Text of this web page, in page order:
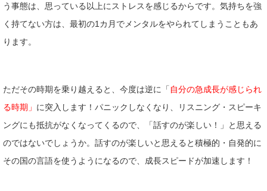
う事態は、思っている以上にストレスを感じるからです。気持ちを強
く持てない方は、最初の1カ月でメンタルをやられてしまうこともあ
ります。
ただその時期を乗り越えると、今度は逆に「 自分の急成長が感じられ
る時期」 に突入します！パニックしなくなり、リスニング・スピーキ
ングにも抵抗がなくなってくるので、「話すのが楽しい！」と思える
のではないでしょうか。話すのが楽しいと思えると積極的・自発的に
その国の言語を使うようになるので、成長スピードが加速します！